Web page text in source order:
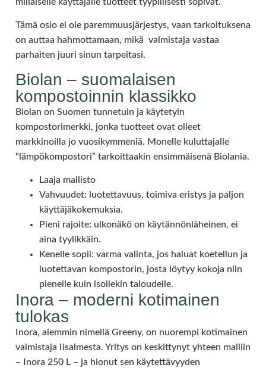
Tämä osio ei ole paremmuusjärjestys, vaan tarkoituksena
on auttaa hahmottamaan, mikä valmistaja vastaa
parhaiten juuri sinun tarpeitasi.
Biolan – suomalaisen
kompostoinnin klassikko
Biolan on Suomen tunnetuin ja käytetyin
kompostorimerkki, jonka tuotteet ovat olleet
markkinoilla jo vuosikymmeniä. Monelle kuluttajalle
“lämpökompostori” tarkoittaakin ensimmäisenä Biolania.
Laaja mallisto
Vahvuudet: luotettavuus, toimiva eristys ja paljon
käyttäjäkokemuksia.
Pieni rajoite: ulkonäkö on käytännönläheinen, ei
aina tyylikkäin.
Kenelle sopii: varma valinta, jos haluat koetellun ja
luotettavan kompostorin, josta löytyy kokoja niin
pienelle kuin isollekin taloudelle.
Inora – moderni kotimainen
tulokas
Inora, aiemmin nimellä Greeny, on nuorempi kotimainen
valmistaja Iisalmesta. Yritys on keskittynyt yhteen malliin
– Inora 250 L – ja hionut sen käytettävyyden